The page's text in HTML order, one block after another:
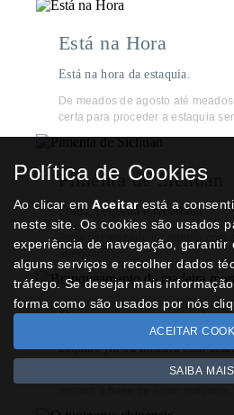
Está na Hora
Está na hora da estaquia.
De meados de agosto até
certa para proceder a estaquia
Pimenta de Sichuan
Folha, pequena e recortada.
Pode ser mantido no interior com
Branqueamento da
Líquido jin ou mistura com
O verão é altura para aplicar o
Política de Cookies
Ao clicar emAceitarestá a
neste site. Os cookies são usados
experiência de navegação, garantir
alguns serviços e recolher dados
tráfego. Se desejar mais
forma como são usados por nós
ACEITAR
SAIBA MAIS